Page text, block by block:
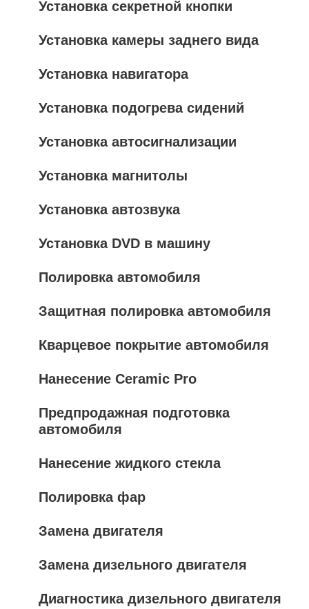
Установка секретной кнопки
Установка камеры заднего вида
Установка навигатора
Установка подогрева сидений
Установка автосигнализации
Установка магнитолы
Установка автозвука
Установка DVD в машину
Полировка автомобиля
Защитная полировка автомобиля
Кварцевое покрытие автомобиля
Нанесение Ceramic Pro
Предпродажная подготовка
автомобиля
Нанесение жидкого стекла
Полировка фар
Замена двигателя
Замена дизельного двигателя
Диагностика дизельного двигателя